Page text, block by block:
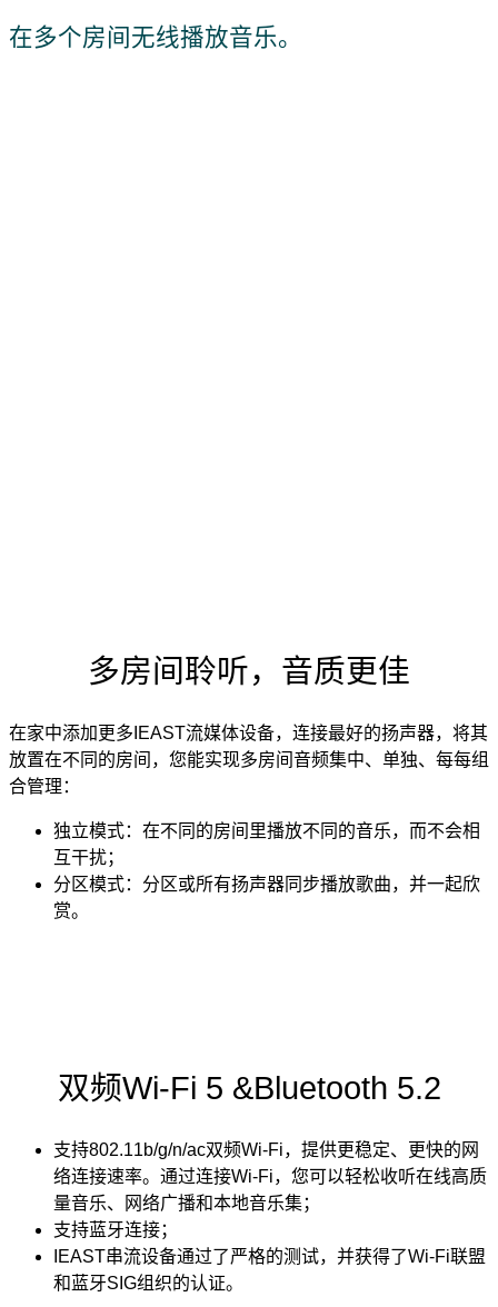
在多个房间无线播放音乐。
多房间聆听，音质更佳
在家中添加更多IEAST流媒体设备，连接最好的扬声器，将其
放置在不同的房间，您能实现多房间音频集中、单独、每每组
合管理：
独立模式：在不同的房间里播放不同的音乐，而不会相
互干扰；
分区模式：分区或所有扬声器同步播放歌曲，并一起欣
赏。
双频Wi-Fi 5 &Bluetooth 5.2
支持802.11b/g/n/ac双频Wi-Fi，提供更稳定、更快的网
络连接速率。通过连接Wi-Fi，您可以轻松收听在线高质
量音乐、网络广播和本地音乐集；
支持蓝牙连接；
IEAST串流设备通过了严格的测试，并获得了Wi-Fi联盟
和蓝牙SIG组织的认证。